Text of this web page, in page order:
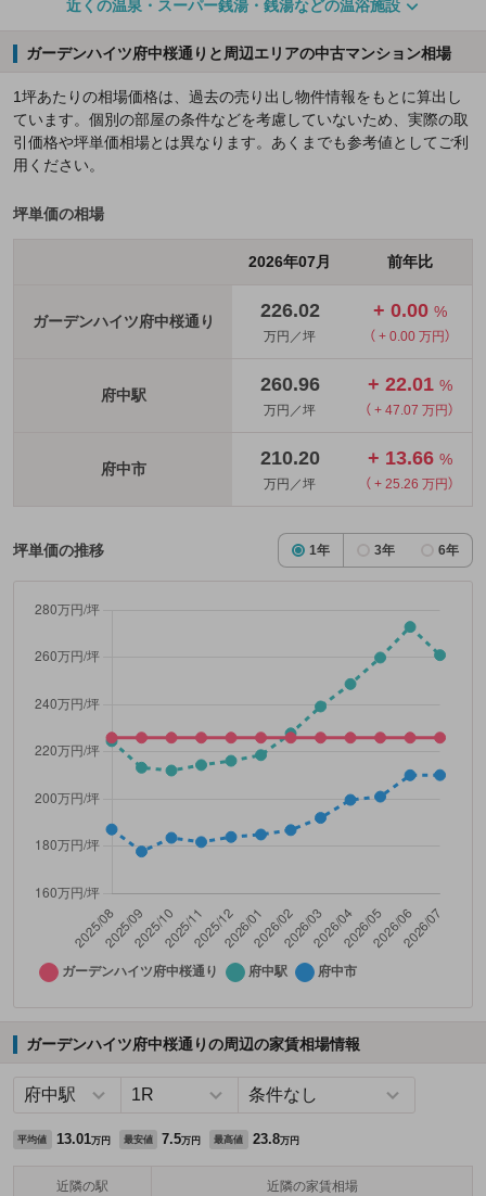
近くの温泉・スーパー銭湯・銭湯などの温浴施設
ガーデンハイツ府中桜通りと周辺エリアの中古マンション相場
1坪あたりの相場価格は、過去の売り出し物件情報をもとに算出し
ています。個別の部屋の条件などを考慮していないため、実際の取
引価格や坪単価相場とは異なります。あくまでも参考値としてご利
用ください。
坪単価の相場
2026年07月 前年比
ガーデンハイツ府中桜通り 226.02
万円／坪
+ 0.00 %
（ + 0.00 万円）
府中駅 260.96
万円／坪
+ 22.01 %
（ + 47.07 万円）
府中市 210.20
万円／坪
+ 13.66 %
（ + 25.26 万円）
坪単価の推移 1年 3年 6年
ガーデンハイツ府中桜通りの周辺の家賃相場情報
平均値 13.01万円 最安値 7.5万円 最高値 23.8万円
近隣の駅 近隣の家賃相場